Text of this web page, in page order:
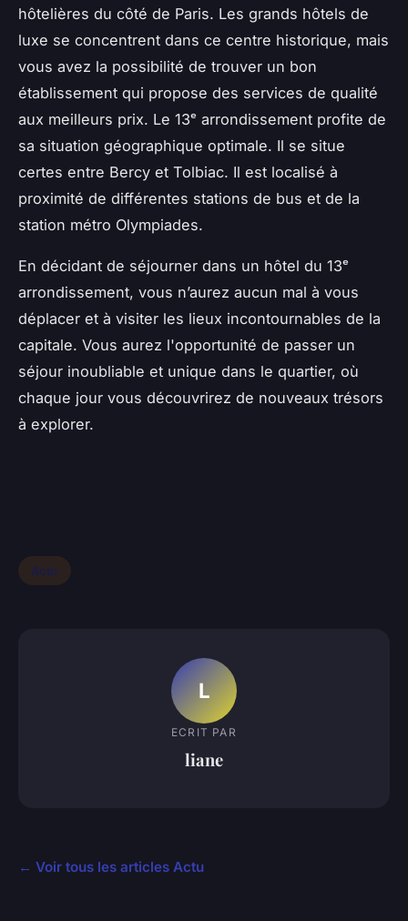
hôtelières du côté de Paris. Les grands hôtels de
luxe se concentrent dans ce centre historique, mais
vous avez la possibilité de trouver un bon
établissement qui propose des services de qualité
aux meilleurs prix. Le 13ᵉ arrondissement profite de
sa situation géographique optimale. Il se situe
certes entre Bercy et Tolbiac. Il est localisé à
proximité de différentes stations de bus et de la
station métro Olympiades.
En décidant de séjourner dans un hôtel du 13ᵉ
arrondissement, vous n’aurez aucun mal à vous
déplacer et à visiter les lieux incontournables de la
capitale. Vous aurez l'opportunité de passer un
séjour inoubliable et unique dans le quartier, où
chaque jour vous découvrirez de nouveaux trésors
à explorer.
Actu
L
ECRIT PAR
liane
← Voir tous les articles Actu